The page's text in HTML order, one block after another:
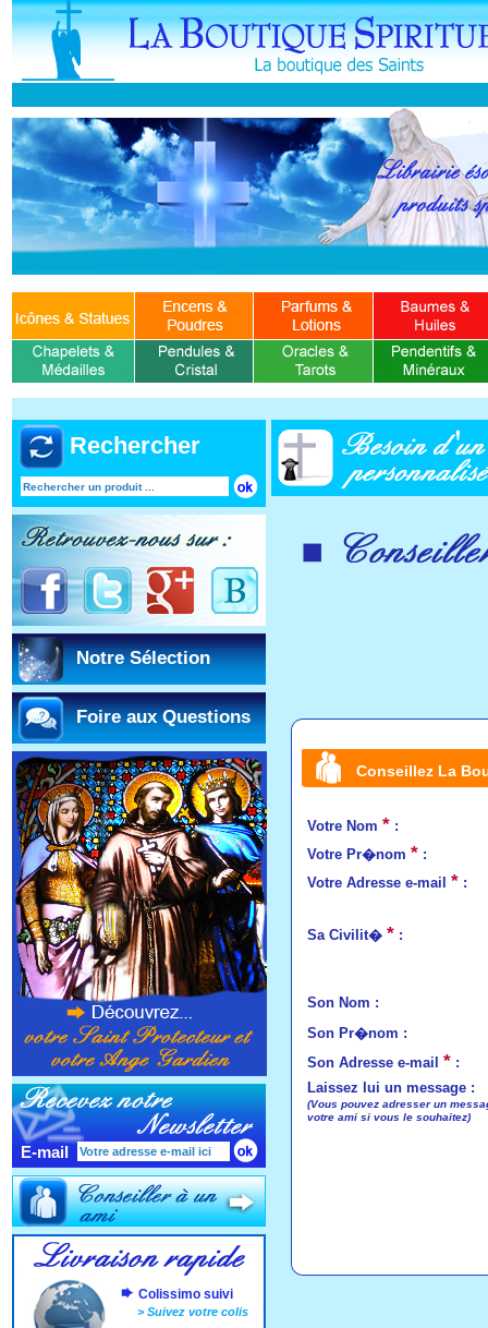
Rechercher
Notre Sélection
Foire aux Questions
E-mail
Colissimo suivi
>Suivez votre colis
Conseillez La
Votre Nom * :
Votre Pr�nom * :
Votre Adresse e-mail * :
Sa Civilit� * :
Son Nom :
Son Pr�nom :
Son Adresse e-mail * :
Laissez lui un message :
(Vous pouvez adresser un
votre ami si vous le souhaitez)